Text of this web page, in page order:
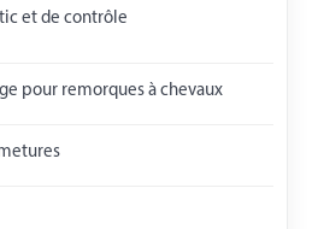
et de contrôle
pour remorques à chevaux